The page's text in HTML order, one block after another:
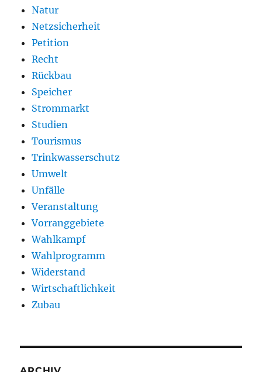
Natur
Netzsicherheit
Petition
Recht
Rückbau
Speicher
Strommarkt
Studien
Tourismus
Trinkwasserschutz
Umwelt
Unfälle
Veranstaltung
Vorranggebiete
Wahlkampf
Wahlprogramm
Widerstand
Wirtschaftlichkeit
Zubau